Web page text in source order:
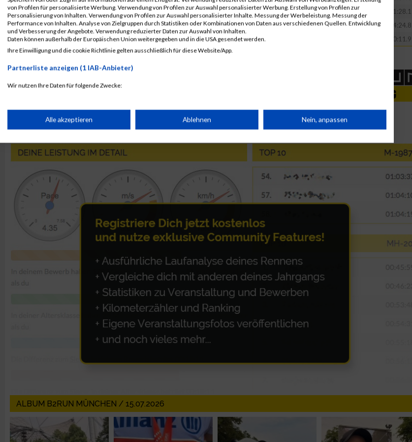
937
Janina Büschking GER
00:41:28.1
1081
Jennifer Wolf GER
00:44:24.8
941
Mariangela Czarnecki 00:50:11.9
zur Zeitmessung
Julia Müller
ALBUM B2RUN MÜNCHEN / 15.07.2026
von Profilen für personalisierte Werbung. Verwendung von Profilen zur Auswahl personalisierter Werbung. Erstellung von Profilen zur
Personalisierung von Inhalten. Verwendung von Profilen zur Auswahl personalisierter Inhalte. Messung der Werbeleistung. Messung der
Performance von Inhalten. Analyse von Zielgruppen durch Statistiken oder Kombinationen von Daten aus verschiedenen Quellen. Entwicklung
und Verbesserung der Angebote. Verwendung reduzierter Daten zur Auswahl von Inhalten.
Daten können außerhalb der Europäischen Union weitergegeben und in die USA gesendet werden.
Ihre Einwilligung und die cookie Richtlinie gelten ausschließlich für diese Website/App.
Partnerliste anzeigen (1 IAB-Anbieter)
Wir nutzen Ihre Daten für folgende Zwecke:
Speichern von oder Zugriff auf Informationen auf einem Endgerät
Verwendung reduzierter Daten zur Auswahl von Werbeanzeigen
Erstellung von Profilen für personalisierte Werbung
Verwendung von Profilen zur Auswahl personalisierter Werbung
Erstellung von Profilen zur Personalisierung von Inhalten
Verwendung von Profilen zur Auswahl personalisierter Inhalte
Messung der Performance von Inhalten
Analyse von Zielgruppen durch Statistiken oder Kombinationen von Daten aus
verschiedenen Quellen
Verwendung reduzierter Daten zur Auswahl von Inhalten
Alle akzeptieren Ablehnen Nein, anpassen